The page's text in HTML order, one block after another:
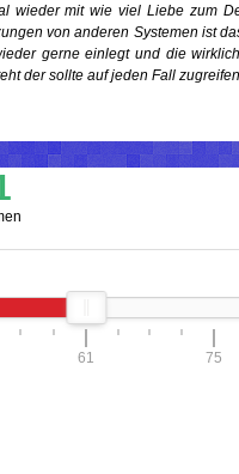
wieder mit wie viel Liebe zum
von anderen Systemen ist
gerne einlegt und die
der sollte auf jeden Fall
61 75